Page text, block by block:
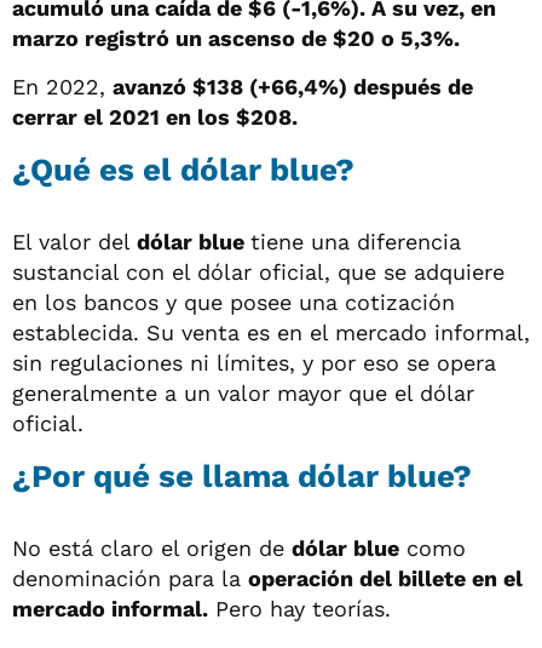
acumuló una caída de $6 (-1,6%). A su vez, en
marzo registró un ascenso de $20 o 5,3%.
En 2022, avanzó $138 (+66,4%) después de
cerrar el 2021 en los $208.
¿Qué es el dólar blue?
El valor del dólar blue tiene una diferencia
sustancial con el dólar oficial, que se adquiere
en los bancos y que posee una cotización
establecida. Su venta es en el mercado informal,
sin regulaciones ni límites, y por eso se opera
generalmente a un valor mayor que el dólar
oficial.
¿Por qué se llama dólar blue?
No está claro el origen de dólar blue como
denominación para la operación del billete en el
mercado informal. Pero hay teorías.